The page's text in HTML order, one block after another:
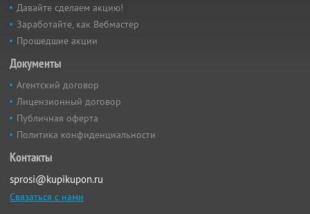
Давайте сделаем акцию!
Заработайте, как Вебмастер
Прошедшие акции
Документы
Агентский договор
Лицензионный договор
Публичная оферта
Политика конфиденциальности
Контакты
sprosi@kupikupon.ru
Связаться с нами